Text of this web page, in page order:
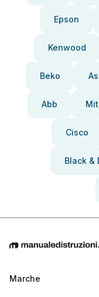
Epson
Kenwood
Beko
Abb
Cisco
Black &
Marche